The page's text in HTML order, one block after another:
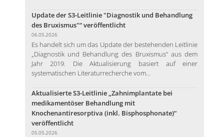
Update der S3-Leitlinie "Diagnostik und Behandlung
des Bruxismus"“ veröffentlicht
06.05.2026
Es handelt sich um das Update der bestehenden Leitlinie
„Diagnostik und Behandlung des Bruxismus“ aus dem
Jahr 2019. Die Aktualisierung basiert auf einer
systematischen Literaturrecherche vom...
Aktualisierte S3-Leitlinie „Zahnimplantate bei
medikamentöser Behandlung mit
Knochenantiresorptiva (inkl. Bisphosphonate)“
veröffentlicht
05.05.2026